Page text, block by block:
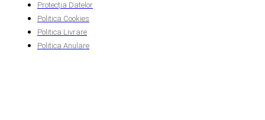
Protecția Datelor
Politica Cookies
Politica Livrare
Politica Anulare